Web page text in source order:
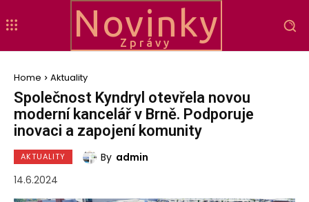
Novinky
Zprávy
Home Aktuality
Společnost Kyndryl otevřela novou
moderní kancelář v Brně. Podporuje
inovaci a zapojení komunity
AKTUALITY By admin
14.6.2024